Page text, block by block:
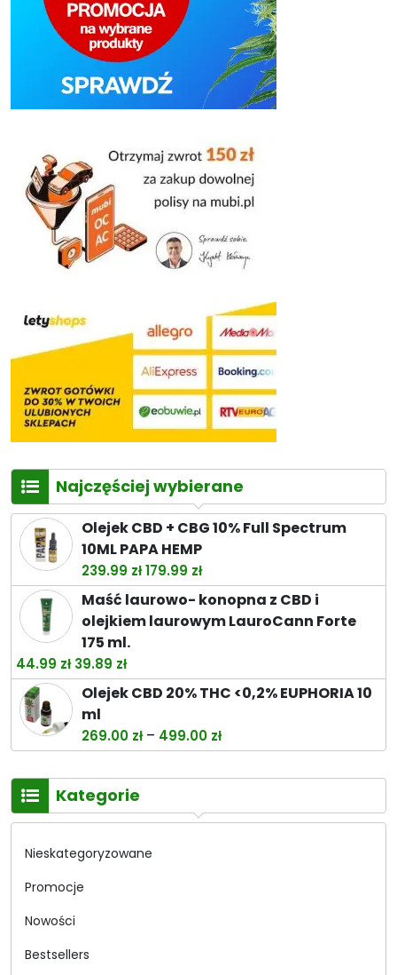
Najczęściej wybierane
Olejek CBD + CBG 10% Full Spectrum
10ML PAPA HEMP
239.99 złPierwotna
cena
wynosiła:
239.99 zł.
179.99 złAktualna
cena
wynosi:
179.99 zł.
Maść laurowo- konopna z CBD i
olejkiem laurowym LauroCann Forte
175 ml.
44.99 zł Pierwotna
cena
wynosiła:
44.99 zł.
39.89 złAktualna
cena
39.89 zł.
Olejek CBD 20% THC <0,2% EUPHORIA 10
ml
269.00 zł – 499.00 złZakres
cen:
od
do
Kategorie
Nieskategoryzowane
Promocje
Nowości
Bestsellers